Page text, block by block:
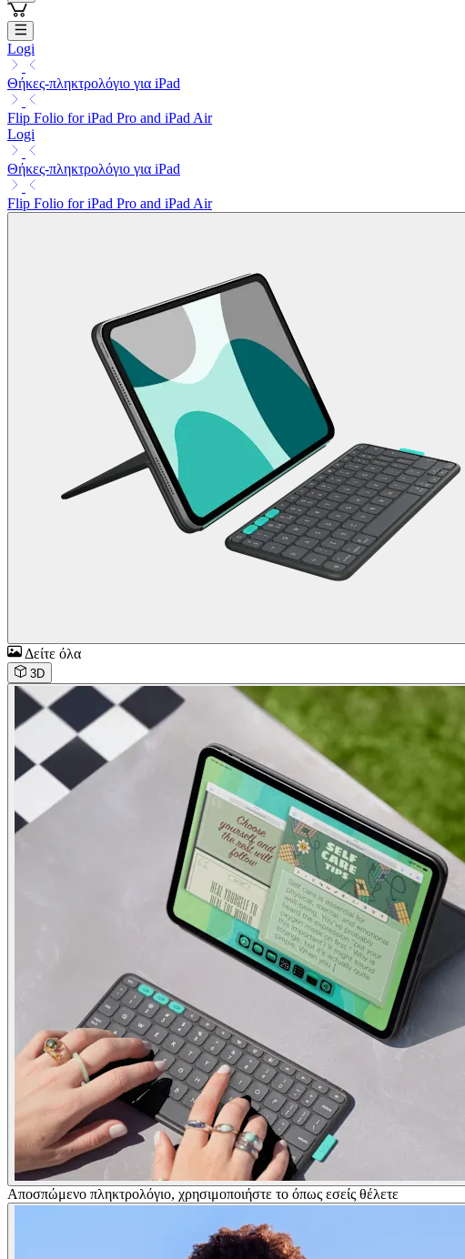
Logi
Θήκες-πληκτρολόγιο για iPad
Flip Folio for iPad Pro and iPad Air
Logi
Θήκες-πληκτρολόγιο για iPad
Flip Folio for iPad Pro and iPad Air
Δείτε όλα
3D
Αποσπώμενο πληκτρολόγιο, χρησιμοποιήστε το όπως εσείς θέλετε